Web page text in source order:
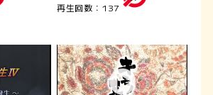
再生回数：137